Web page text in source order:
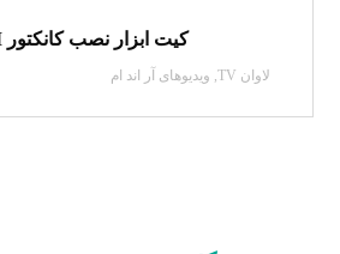
کیت ابزار نصب کانکتور R&M
لاوان TV , ویدیو‌های آر اند ام